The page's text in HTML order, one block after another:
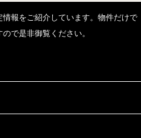
報をご紹介しています。物件だけで
で是非御覧ください。